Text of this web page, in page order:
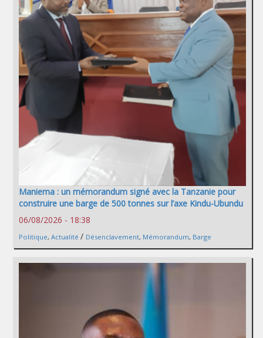
Maniema : un mémorandum signé avec la Tanzanie pour
construire une barge de 500 tonnes sur l’axe Kindu-Ubundu
06/08/2026 - 18:38
Politique, Actualité / Désenclavement, Mémorandum, Barge